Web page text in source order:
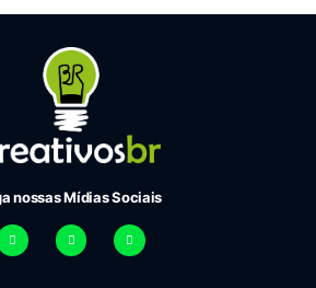
nossas Mídias Sociais